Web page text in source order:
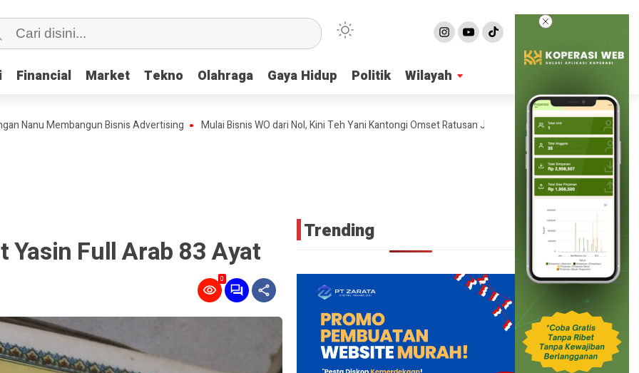
Financial Market Tekno Olahraga Gaya Hidup Politik Wilayah
Financial Market Tekno Olahraga Gaya Hidup Politik Wilayah
Membangun Bisnis Advertising Mulai Bisnis WO dari Nol, Kini Teh Yani Kantongi Omset Ratusan Juta Per Bulan 4 Ide Bisnis Online
Yasin Full Arab 83 Ayat
0
Trending